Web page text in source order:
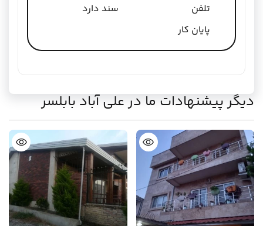
تلفن
سند دارد
پایان کار
دیگر پیشنهادات ما در علی آباد بابلسر